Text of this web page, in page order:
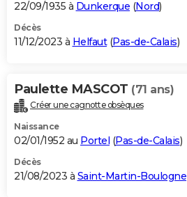
22/09/1935 à Dunkerque (Nord)
Décès
11/12/2023 à Helfaut(Pas-de-Calais)
Paulette MASCOT (71 ans)
Créer une cagnotte obsèques
Naissance
02/01/1952 au Portel (Pas-de-Calais)
Décès
21/08/2023 à Saint-Martin-Boulogne